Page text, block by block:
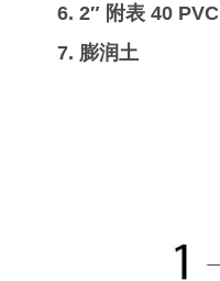
2″ 附表 40 PVC
膨润土